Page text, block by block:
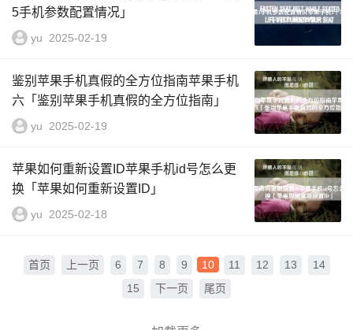
5手机参数配置情况」
yu 2025-02-19
鉴别苹果手机真假的全方位指南苹果手机
六「鉴别苹果手机真假的全方位指南」
yu 2025-02-19
苹果如何重新设置ID苹果手机id号怎么更
换「苹果如何重新设置ID」
yu 2025-02-18
首页 上一页 6 7 8 9 10 11 12 13
14
15
下一页 尾页